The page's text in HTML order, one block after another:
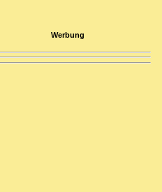
Werbung